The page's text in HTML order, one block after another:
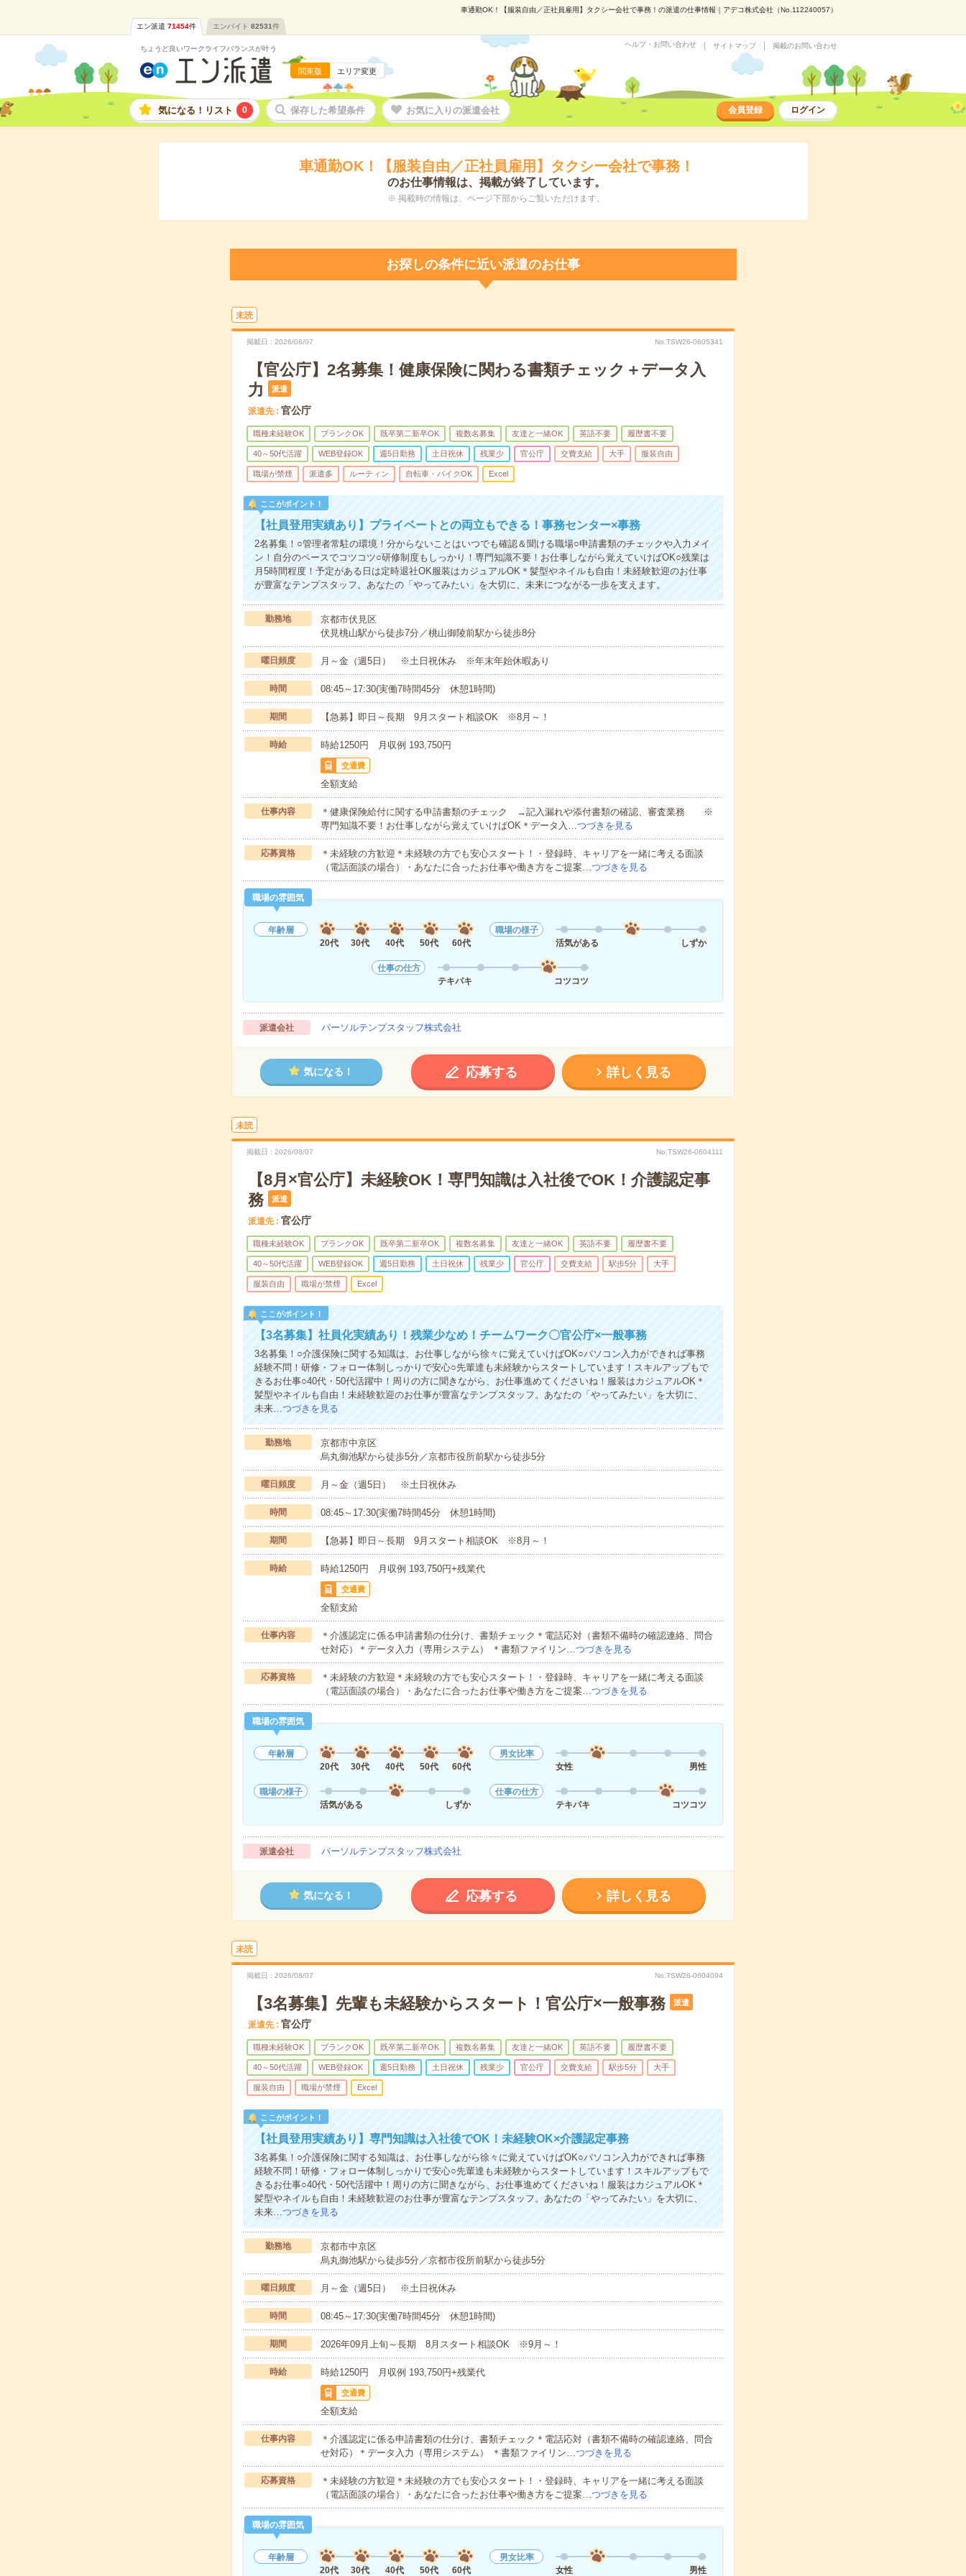
車通勤OK！【服装自由／正社員雇用】タクシー会社で事務！の派遣の仕事情報｜アデコ株式会社（No.112240057）
エン派遣 71454件 エンバイト 82531件
ちょうど良いワークライフバランスが叶う
関東版 エリア変更
ヘルプ・お問い合わせ サイトマップ 掲載のお問い合わせ
気になる！リスト 0 保存した希望条件 お気に入りの派遣会社 会員登録 ログイン
車通勤OK！【服装自由／正社員雇用】タクシー会社で事務！
のお仕事情報は、掲載が終了しています。
※ 掲載時の情報は、ページ下部からご覧いただけます。
お探しの条件に近い派遣のお仕事
未読
掲載日 2026/08/07 No.TSW26-0605341
【官公庁】2名募集！健康保険に関わる書類チェック＋データ入
力
派遣
派遣先 官公庁
職種未経験OK ブランクOK 既卒第二新卒OK 複数名募集 友達と一緒OK 英語不要 履歴書不要
40～50代活躍 WEB登録OK 週5日勤務 土日祝休 残業少 官公庁 交費支給 大手 服装自由
職場が禁煙 派遣多 ルーティン 自転車・バイクOK Excel
ここがポイント！
【社員登用実績あり】プライベートとの両立もできる！事務センター×事務
2名募集！○管理者常駐の環境！分からないことはいつでも確認＆聞ける職場○申請書類のチェックや入力メイ
ン！自分のペースでコツコツ○研修制度もしっかり！専門知識不要！お仕事しながら覚えていけばOK○残業は
月5時間程度！予定がある日は定時退社OK服装はカジュアルOK＊髪型やネイルも自由！未経験歓迎のお仕事
が豊富なテンプスタッフ。あなたの「やってみたい」を大切に、未来につながる一歩を支えます。
勤務地
京都市伏見区
伏見桃山駅から徒歩7分／桃山御陵前駅から徒歩8分
曜日頻度 月～金（週5日） ※土日祝休み ※年末年始休暇あり
時間 08:45～17:30(実働7時間45分 休憩1時間)
期間 【急募】即日～長期 9月スタート相談OK ※8月～！
時給 時給1250円 月収例 193,750円
交通費
全額支給
仕事内容
＊健康保険給付に関する申請書類のチェック →記入漏れや添付書類の確認、審査業務 ※
専門知識不要！お仕事しながら覚えていけばOK＊データ入…つづきを見る
応募資格
＊未経験の方歓迎＊未経験の方でも安心スタート！・登録時、キャリアを一緒に考える面談
（電話面談の場合）・あなたに合ったお仕事や働き方をご提案…つづきを見る
職場の雰囲気
年齢層
20代
30代 40代 50代 60代
職場の様子
活気がある
しずか
仕事の仕方
テキパキ
コツコツ
派遣会社 パーソルテンプスタッフ株式会社
気になる！ 応募する 詳しく見る
未読
掲載日 2026/08/07 No.TSW26-0604111
【8月×官公庁】未経験OK！専門知識は入社後でOK！介護認定事
務
派遣
派遣先 官公庁
職種未経験OK ブランクOK 既卒第二新卒OK 複数名募集 友達と一緒OK 英語不要 履歴書不要
40～50代活躍 WEB登録OK 週5日勤務 土日祝休 残業少 官公庁 交費支給 駅歩5分 大手
服装自由 職場が禁煙 Excel
ここがポイント！
【3名募集】社員化実績あり！残業少なめ！チームワーク〇官公庁×一般事務
3名募集！○介護保険に関する知識は、お仕事しながら徐々に覚えていけばOK○パソコン入力ができれば事務
経験不問！研修・フォロー体制しっかりで安心○先輩達も未経験からスタートしています！スキルアップもで
きるお仕事○40代・50代活躍中！周りの方に聞きながら、お仕事進めてくださいね！服装はカジュアルOK＊
髪型やネイルも自由！未経験歓迎のお仕事が豊富なテンプスタッフ。あなたの「やってみたい」を大切に、
未来…つづきを見る
勤務地
京都市中京区
烏丸御池駅から徒歩5分／京都市役所前駅から徒歩5分
曜日頻度 月～金（週5日） ※土日祝休み
時間 08:45～17:30(実働7時間45分 休憩1時間)
期間 【急募】即日～長期 9月スタート相談OK ※8月～！
時給 時給1250円 月収例 193,750円+残業代
交通費
全額支給
仕事内容
＊介護認定に係る申請書類の仕分け、書類チェック＊電話応対（書類不備時の確認連絡、問合
せ対応）＊データ入力（専用システム） ＊書類ファイリン…つづきを見る
応募資格
＊未経験の方歓迎＊未経験の方でも安心スタート！・登録時、キャリアを一緒に考える面談
（電話面談の場合）・あなたに合ったお仕事や働き方をご提案…つづきを見る
職場の雰囲気
年齢層
20代
30代 40代 50代 60代
男女比率
女性
男性
職場の様子
活気がある
しずか
仕事の仕方
テキパキ
コツコツ
派遣会社 パーソルテンプスタッフ株式会社
気になる！ 応募する 詳しく見る
未読
掲載日 2026/08/07 No.TSW26-0604094
【3名募集】先輩も未経験からスタート！官公庁×一般事務 派遣
派遣先 官公庁
職種未経験OK ブランクOK 既卒第二新卒OK 複数名募集 友達と一緒OK 英語不要 履歴書不要
40～50代活躍 WEB登録OK 週5日勤務 土日祝休 残業少 官公庁 交費支給 駅歩5分 大手
服装自由 職場が禁煙 Excel
ここがポイント！
【社員登用実績あり】専門知識は入社後でOK！未経験OK×介護認定事務
3名募集！○介護保険に関する知識は、お仕事しながら徐々に覚えていけばOK○パソコン入力ができれば事務
経験不問！研修・フォロー体制しっかりで安心○先輩達も未経験からスタートしています！スキルアップもで
きるお仕事○40代・50代活躍中！周りの方に聞きながら、お仕事進めてくださいね！服装はカジュアルOK＊
髪型やネイルも自由！未経験歓迎のお仕事が豊富なテンプスタッフ。あなたの「やってみたい」を大切に、
未来…つづきを見る
勤務地
京都市中京区
烏丸御池駅から徒歩5分／京都市役所前駅から徒歩5分
曜日頻度 月～金（週5日） ※土日祝休み
時間 08:45～17:30(実働7時間45分 休憩1時間)
期間 2026年09月上旬～長期 8月スタート相談OK ※9月～！
時給 時給1250円 月収例 193,750円+残業代
交通費
全額支給
仕事内容
＊介護認定に係る申請書類の仕分け、書類チェック＊電話応対（書類不備時の確認連絡、問合
せ対応）＊データ入力（専用システム） ＊書類ファイリン…つづきを見る
応募資格
＊未経験の方歓迎＊未経験の方でも安心スタート！・登録時、キャリアを一緒に考える面談
（電話面談の場合）・あなたに合ったお仕事や働き方をご提案…つづきを見る
職場の雰囲気
年齢層
20代
30代 40代 50代 60代
男女比率
女性
男性